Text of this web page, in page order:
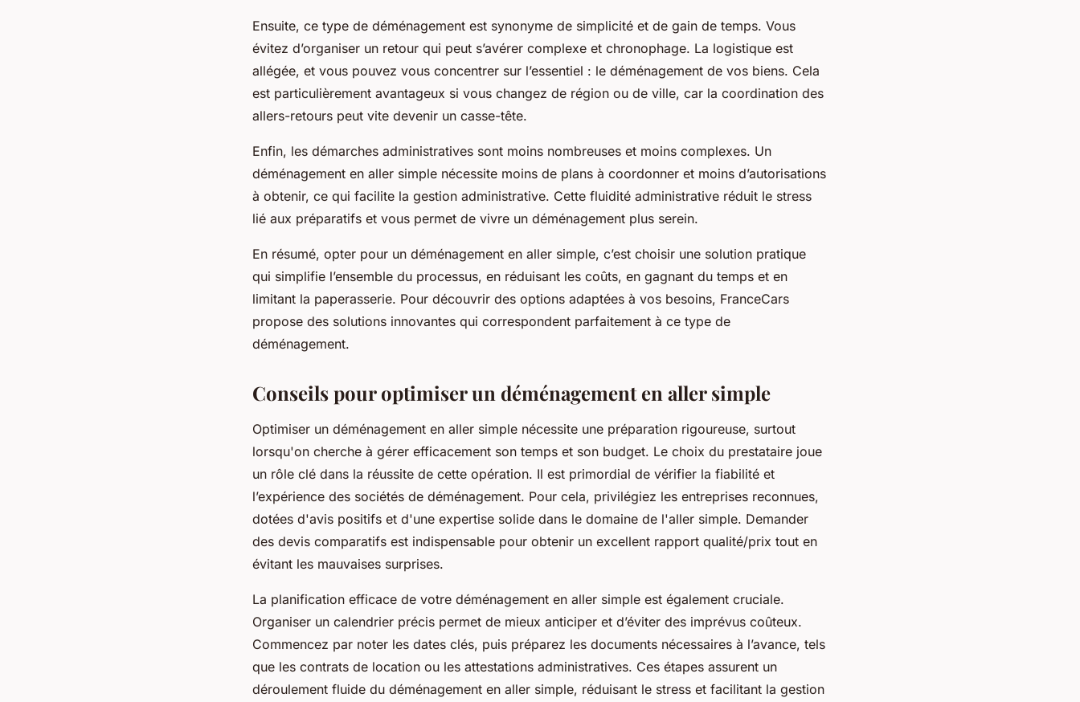
Ensuite, ce type de déménagement est synonyme de simplicité et de gain de temps. Vous
évitez d’organiser un retour qui peut s’avérer complexe et chronophage. La logistique est
allégée, et vous pouvez vous concentrer sur l’essentiel : le déménagement de vos biens. Cela
est particulièrement avantageux si vous changez de région ou de ville, car la coordination des
allers-retours peut vite devenir un casse-tête.
Enfin, les démarches administratives sont moins nombreuses et moins complexes. Un
déménagement en aller simple nécessite moins de plans à coordonner et moins d’autorisations
à obtenir, ce qui facilite la gestion administrative. Cette fluidité administrative réduit le stress
lié aux préparatifs et vous permet de vivre un déménagement plus serein.
En résumé, opter pour un déménagement en aller simple, c’est choisir une solution pratique
qui simplifie l’ensemble du processus, en réduisant les coûts, en gagnant du temps et en
limitant la paperasserie. Pour découvrir des options adaptées à vos besoins, FranceCars
propose des solutions innovantes qui correspondent parfaitement à ce type de
déménagement.
Conseils pour optimiser un déménagement en aller simple
Optimiser un déménagement en aller simple nécessite une préparation rigoureuse, surtout
lorsqu'on cherche à gérer efficacement son temps et son budget. Le choix du prestataire joue
un rôle clé dans la réussite de cette opération. Il est primordial de vérifier la fiabilité et
l’expérience des sociétés de déménagement. Pour cela, privilégiez les entreprises reconnues,
dotées d'avis positifs et d'une expertise solide dans le domaine de l'aller simple. Demander
des devis comparatifs est indispensable pour obtenir un excellent rapport qualité/prix tout en
évitant les mauvaises surprises.
La planification efficace de votre déménagement en aller simple est également cruciale.
Organiser un calendrier précis permet de mieux anticiper et d’éviter des imprévus coûteux.
Commencez par noter les dates clés, puis préparez les documents nécessaires à l’avance, tels
que les contrats de location ou les attestations administratives. Ces étapes assurent un
déroulement fluide du déménagement en aller simple, réduisant le stress et facilitant la gestion